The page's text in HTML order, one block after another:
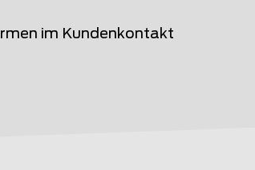
im Kundenkontakt